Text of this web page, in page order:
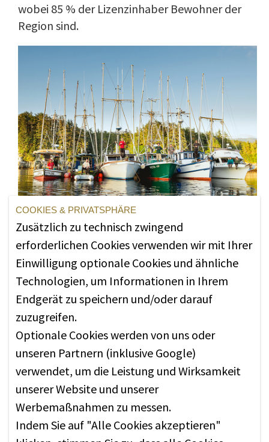
wobei 85 % der Lizenzinhaber Bewohner der
Region sind.
COOKIES & PRIVATSPHÄRE
Zusätzlich zu technisch zwingend
erforderlichen Cookies verwenden wir mit Ihrer
Einwilligung optionale Cookies und ähnliche
Technologien, um Informationen in Ihrem
Endgerät zu speichern und/oder darauf
zuzugreifen.
Optionale Cookies werden von uns oder
unseren Partnern (inklusive Google)
verwendet, um die Leistung und Wirksamkeit
unserer Website und unserer
Werbemaßnahmen zu messen.
Indem Sie auf "Alle Cookies akzeptieren"